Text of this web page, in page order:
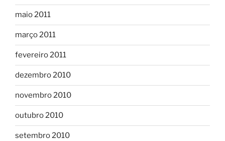
maio 2011
março 2011
fevereiro 2011
dezembro 2010
novembro 2010
outubro 2010
setembro 2010